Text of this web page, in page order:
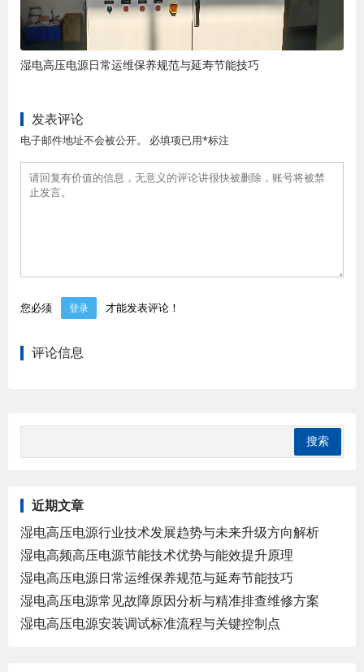
湿电高压电源日常运维保养规范与延寿节能技巧
发表评论
电子邮件地址不会被公开。 必填项已用*标注
您必须 登录 才能发表评论！
评论信息
近期文章
湿电高压电源行业技术发展趋势与未来升级方向解析
湿电高频高压电源节能技术优势与能效提升原理
湿电高压电源日常运维保养规范与延寿节能技巧
湿电高压电源常见故障原因分析与精准排查维修方案
湿电高压电源安装调试标准流程与关键控制点